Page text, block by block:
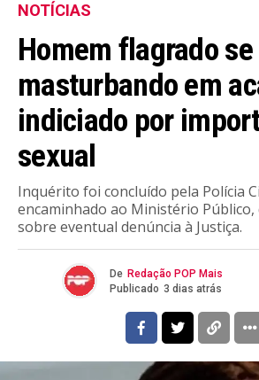
NOTÍCIAS
Homem flagrado se
masturbando em
indiciado por
sexual
Inquérito foi concluído pela Polícia
encaminhado ao Ministério Público,
sobre eventual denúncia à Justiça.
De Redação POP Mais
Publicado 3 dias atrás